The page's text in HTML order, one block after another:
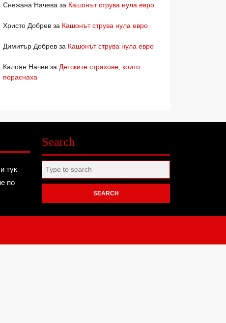
Снежана Начева за Кашонът струва нула евро
Христо Добрев за Кашонът струва нула евро
Димитър Добрев за Кашонът струва нула евро
Калоян Начев за Детските страхове, които
пораснаха
тук
по
Search
for: